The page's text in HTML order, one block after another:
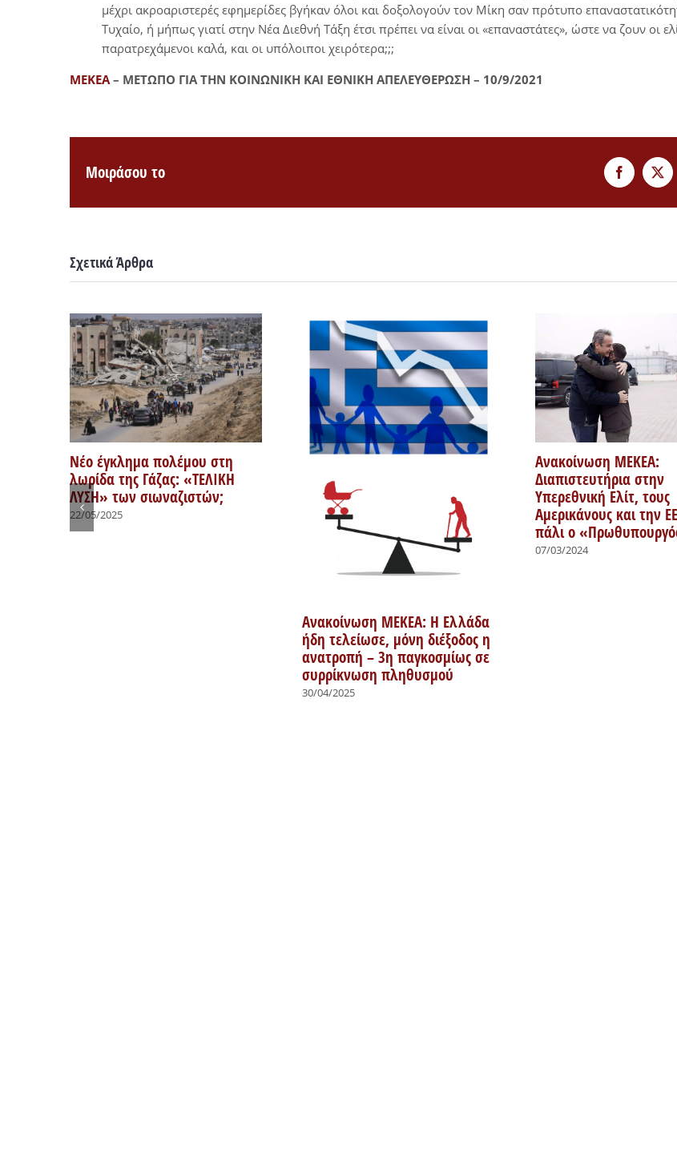
μέχρι ακροαριστερές εφημερίδες βγήκαν όλοι και δοξολογούν τον Μίκη σαν πρότυπο
Τυχαίο, ή μήπως γιατί στην Νέα Διεθνή Τάξη έτσι πρέπει να είναι οι «επαναστάτες», ώστε να ζουν οι
παρατρεχάμενοι καλά, και οι υπόλοιποι χειρότερα;;;
ΜΕΚΕΑ– ΜΕΤΩΠΟ ΓΙΑ ΤΗΝ ΚΟΙΝΩΝΙΚΗ ΚΑΙ ΕΘΝΙΚΗ ΑΠΕΛΕΥΘΕΡΩΣΗ – 10/9/2021
Μοιράσου το Facebook
Σχετικά Άρθρα
Νέο έγκλημα πολέμου στη
λωρίδα της Γάζας: «ΤΕΛΙΚΗ
ΛΥΣΗ» των σιωναζιστών;
22/05/2025
Ανακοίνωση ΜΕΚΕΑ: Η Ελλάδα
ήδη τελείωσε, μόνη διέξοδος η
ανατροπή – 3η παγκοσμίως σε
συρρίκνωση πληθυσμού
30/04/2025
Ανακοίνωση ΜΕΚΕΑ:
Διαπιστευτήρια στην
Υπερεθνική Ελίτ, τους
Αμερικάνους και την
πάλι ο
07/03/2024